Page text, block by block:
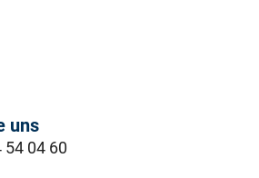
uns
54 04 60